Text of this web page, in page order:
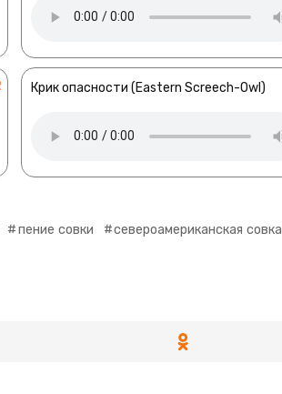
Крик опасности (Eastern Screech-Owl)
пение совки североамериканская совка